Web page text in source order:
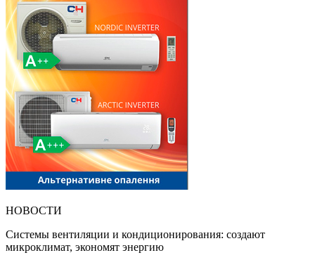
НОВОСТИ
Системы вентиляции и кондиционирования: создают
микроклимат, экономят энергию